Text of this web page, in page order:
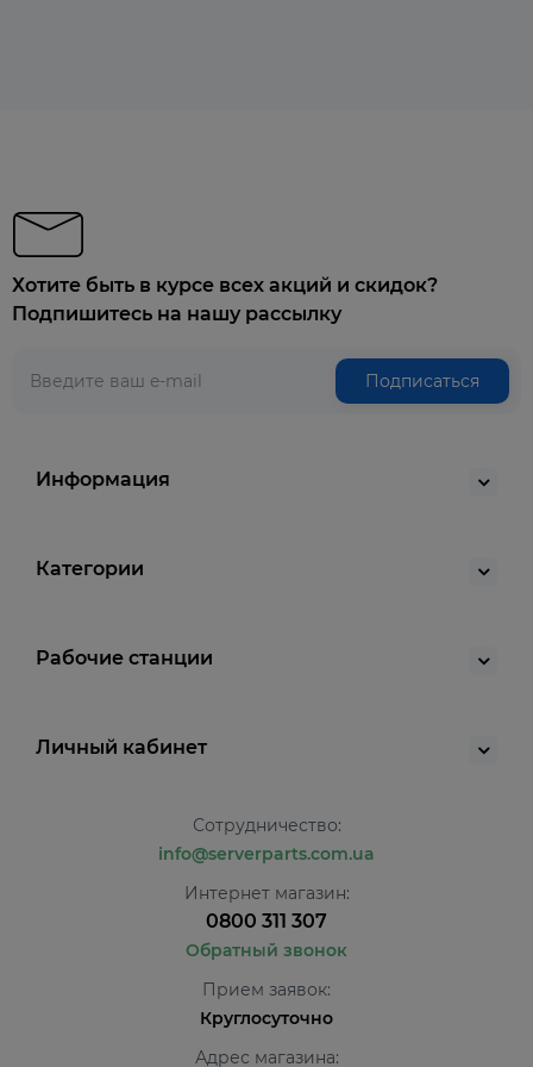
Хотите быть в курсе всех акций и скидок?
Подпишитесь на нашу рассылку
Подписаться
Информация
Категории
Рабочие станции
Личный кабинет
Сотрудничество:
info@serverparts.com.ua
Интернет магазин:
0800 311 307
Обратный звонок
Прием заявок:
Круглосуточно
Адрес магазина: